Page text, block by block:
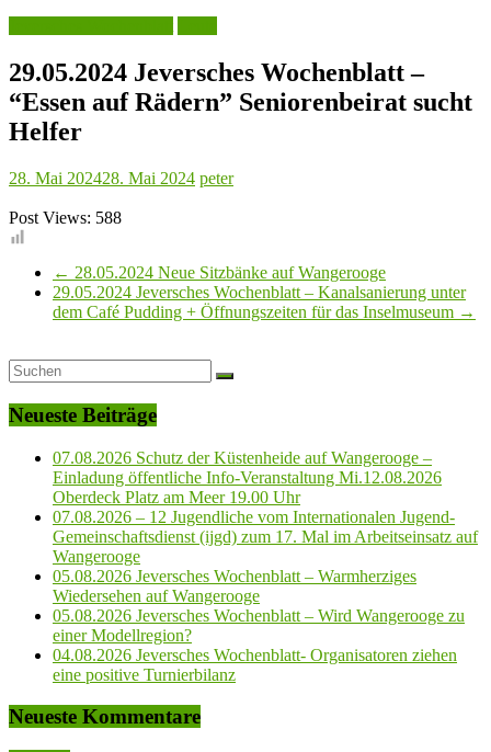
29.05.2024 Jeversches Wochenblatt –
“Essen auf Rädern” Seniorenbeirat sucht
Helfer
28. Mai 202428. Mai 2024 peter
Post Views: 588
← 28.05.2024 Neue Sitzbänke auf Wangerooge
29.05.2024 Jeversches Wochenblatt – Kanalsanierung unter
dem Café Pudding + Öffnungszeiten für das Inselmuseum →
Neueste Beiträge
07.08.2026 Schutz der Küstenheide auf Wangerooge –
Einladung öffentliche Info-Veranstaltung Mi.12.08.2026
Oberdeck Platz am Meer 19.00 Uhr
07.08.2026 – 12 Jugendliche vom Internationalen Jugend-
Gemeinschaftsdienst (ijgd) zum 17. Mal im Arbeitseinsatz auf
Wangerooge
05.08.2026 Jeversches Wochenblatt – Warmherziges
Wiedersehen auf Wangerooge
05.08.2026 Jeversches Wochenblatt – Wird Wangerooge zu
einer Modellregion?
04.08.2026 Jeversches Wochenblatt- Organisatoren ziehen
eine positive Turnierbilanz
Neueste Kommentare